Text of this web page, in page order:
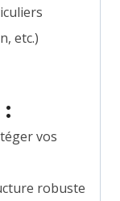
etc.)
vos
robuste